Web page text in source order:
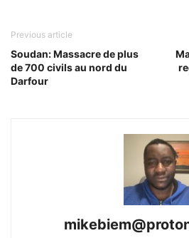
Previous article
Soudan: Massacre de plus
de 700 civils au nord du
Darfour